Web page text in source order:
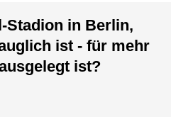
Stadion in Berlin,
ist - für mehr
ist?